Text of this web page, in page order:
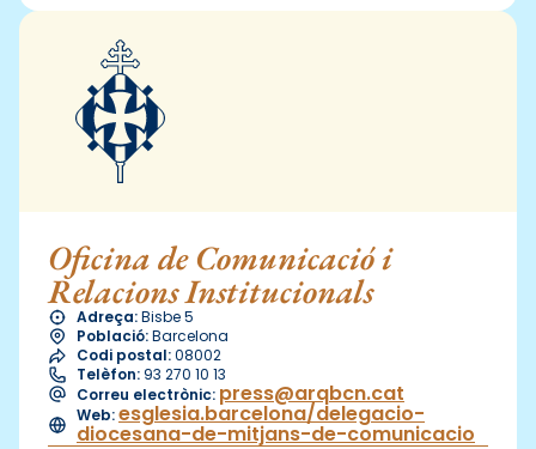
Oficina de Comunicació i
Relacions Institucionals
Adreça:Bisbe 5
Població:Barcelona
Codi postal:08002
Telèfon: 93 270 10 13
Correu electrònic: press@arqbcn.cat
Web:esglesia.barcelona/delegacio-
diocesana-de-mitjans-de-comunicacio